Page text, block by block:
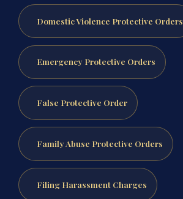
Domestic Violence Protective Orders
Emergency Protective Orders
False Protective Order
Family Abuse Protective Orders
Filing Harassment Charges